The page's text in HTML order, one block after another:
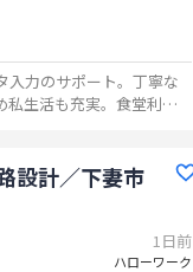
入力のサポート。丁寧な
私生活も充実。食堂利用
設計／下妻市
1日前
ハローワーク